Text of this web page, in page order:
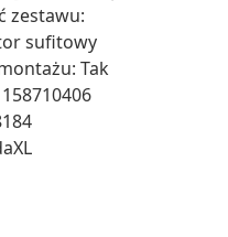
zestawu:
sufitowy
Tak